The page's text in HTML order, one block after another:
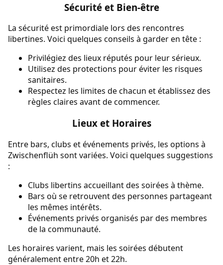
Sécurité et Bien-être
La sécurité est primordiale lors des rencontres
libertines. Voici quelques conseils à garder en tête :
Privilégiez des lieux réputés pour leur sérieux.
Utilisez des protections pour éviter les risques
sanitaires.
Respectez les limites de chacun et établissez des
règles claires avant de commencer.
Lieux et Horaires
Entre bars, clubs et événements privés, les options à
Zwischenflüh sont variées. Voici quelques suggestions
:
Clubs libertins accueillant des soirées à thème.
Bars où se retrouvent des personnes partageant
les mêmes intérêts.
Événements privés organisés par des membres
de la communauté.
Les horaires varient, mais les soirées débutent
généralement entre 20h et 22h.